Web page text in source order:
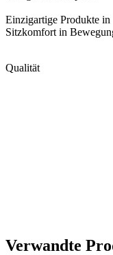
Einzigartige Produkte in
Sitzkomfort in
Qualität
Verwandte